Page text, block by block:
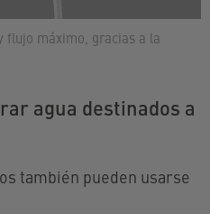
flujo máximo, gracias a la
agua destinados a
también pueden usarse